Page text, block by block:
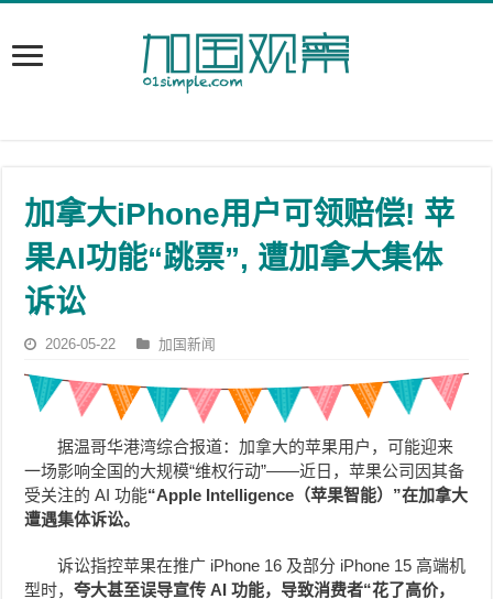
加拿大iPhone用户可领赔偿! 苹
果AI功能“跳票”, 遭加拿大集体
诉讼
2026-05-22 加国新闻
据温哥华港湾综合报道：加拿大的苹果用户，可能迎来
一场影响全国的大规模“维权行动”——近日，苹果公司因其备
受关注的 AI 功能“Apple Intelligence（苹果智能）”在加拿大
遭遇集体诉讼。
诉讼指控苹果在推广 iPhone 16 及部分 iPhone 15 高端机
型时，夸大甚至误导宣传 AI 功能，导致消费者“花了高价，